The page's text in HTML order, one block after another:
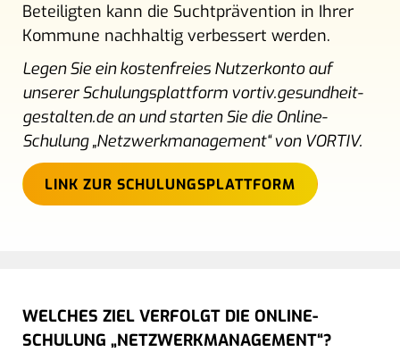
Beteiligten kann die Suchtprävention in Ihrer
Kommune nachhaltig verbessert werden.
Legen Sie ein kostenfreies Nutzerkonto auf
unserer Schulungsplattform vortiv.gesundheit-
gestalten.de an und starten Sie die Online-
Schulung „Netzwerkmanagement“ von VORTIV.
LINK ZUR SCHULUNGSPLATTFORM
WELCHES ZIEL VERFOLGT DIE ONLINE-
SCHULUNG „NETZWERKMANAGEMENT“?